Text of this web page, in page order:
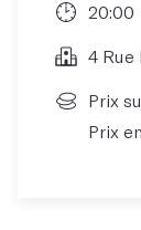
20:00
4 Rue
Prix
Prix